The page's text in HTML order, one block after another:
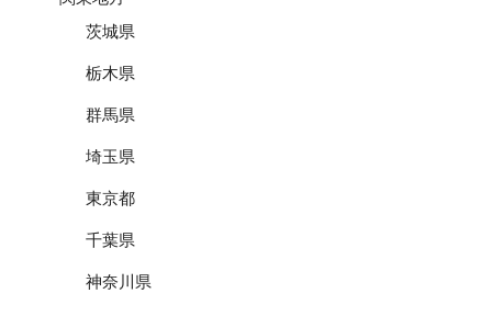
茨城県
栃木県
群馬県
埼玉県
東京都
千葉県
神奈川県